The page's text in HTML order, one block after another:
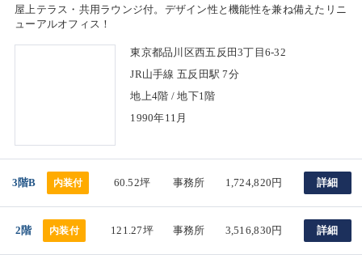
屋上テラス・共用ラウンジ付。デザイン性と機能性を兼ね備えたリニ
ューアルオフィス！
東京都品川区西五反田3丁目6-32
JR山手線 五反田駅 7分
地上4階 / 地下1階
1990年11月
3階B 内装付 60.52坪 事務所 1,724,820円 詳細
2階 内装付 121.27坪 事務所 3,516,830円 詳細